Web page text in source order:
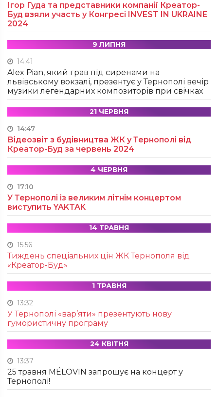
Ігор Гуда та представники компанії Креатор-
Буд взяли участь у Конгресі INVEST IN UKRAINE
2024
9 ЛИПНЯ
14:41
Alex Pian, який грав під сиренами на
львівському вокзалі, презентує у Тернополі вечір
музики легендарних композиторів при свічках
21 ЧЕРВНЯ
14:47
Відеозвіт з будівництва ЖК у Тернополі від
Креатор-Буд за червень 2024
4 ЧЕРВНЯ
17:10
У Тернополі із великим літнім концертом
виступить YAKTAK
14 ТРАВНЯ
15:56
Тиждень спеціальних цін ЖК Тернополя від
«Креатор-Буд»
1 ТРАВНЯ
13:32
У Тернополі «вар’яти» презентують нову
гумористичну програму
24 КВІТНЯ
13:37
25 травня MÉLOVIN запрошує на концерт у
Тернополі!